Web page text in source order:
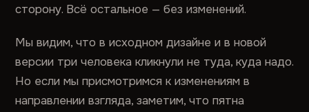
сторону. Всё остальное — без изменений.
Мы видим, что в исходном дизайне и в новой
версии три человека кликнули не туда, куда надо.
Но если мы присмотримся к изменениям в
направлении взгляда, заметим, что пятна